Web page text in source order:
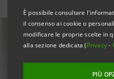
È possibile consultare
il consenso ai cookie o
modificare le proprie scelte in
alla sezione dedicata (Privacy-
PIÙ